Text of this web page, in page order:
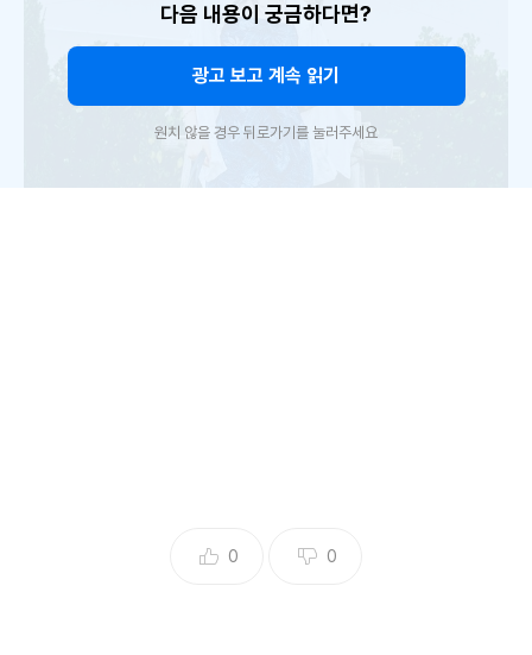
| 한스경제=박종민 기자 | 영원아웃도어의 글로벌 아웃도어
다음 내용이 궁금하다면?
광고 보고 계속 읽기
원치 않을 경우 뒤로가기를 눌러주세요
0 0